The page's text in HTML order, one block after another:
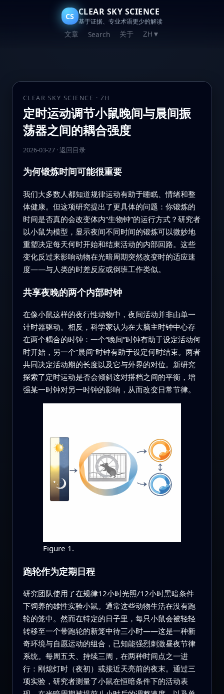
CS CLEAR SKY SCIENCE
基于证据、专业术语更少的解读
文章 Search 关于 ZH ▼
CLEAR SKY SCIENCE · ZH
定时运动调节小鼠晚间与晨间振
荡器之间的耦合强度
2026-03-27· 返回目录
为何锻炼时间可能很重要
我们大多数人都知道规律运动有助于睡眠、情绪和整
体健康。但这项研究提出了更具体的问题：你锻炼的
时间是否真的会改变体内“生物钟”的运行方式？研究者
以小鼠为模型，显示夜间不同时间的锻炼可以微妙地
重塑决定每天何时开始和结束活动的内部回路。这些
变化反过来影响动物在光暗周期突然改变时的适应速
度——与人类的时差反应或倒班工作类似。
共享夜晚的两个内部时钟
在像小鼠这样的夜行性动物中，夜间活动并非由单一
计时器驱动。相反，科学家认为在大脑主时钟中心存
在两个耦合的时钟：一个“晚间”时钟有助于设定活动何
时开始，另一个“晨间”时钟有助于设定何时结束。两者
共同决定活动期的长度以及它与外界的对位。新研究
探索了定时运动是否会倾斜这对搭档之间的平衡，增
强某一时钟对另一时钟的影响，从而改变日常节律。
Figure 1.
跑轮作为定期日程
研究团队使用了在规律12小时光照/12小时黑暗条件
下饲养的雄性实验小鼠。通常这些动物生活在没有跑
轮的笼中。然而在特定的日子里，每只小鼠会被轻轻
转移至一个带跑轮的新笼中待三小时——这是一种新
奇环境与自愿运动的组合，已知能强烈刺激昼夜节律
系统。每周五天、持续三周，在两种时间点之一进
行：刚熄灯时（夜初）或接近天亮前的夜末。通过三
项实验，研究者测量了小鼠在恒暗条件下的活动表